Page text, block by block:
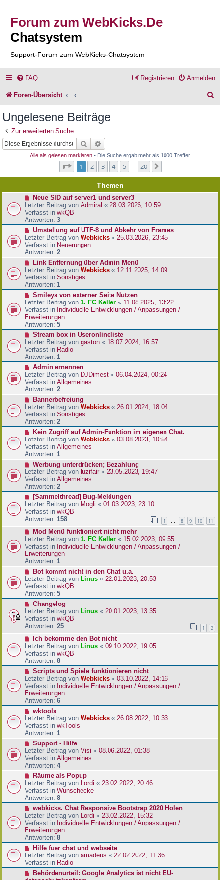
Forum zum WebKicks.De
Chatsystem
Support-Forum zum WebKicks-Chatsystem
FAQ Anmelden
Registrieren
Foren-Übersicht
Ungelesene Beiträge
Zur erweiterten Suche
Suche
Alle als gelesen markieren • Die Suche ergab mehr als 1000 Treffer
Seite von
1 2 3 4 5 20
Themen
N
e
u
e
r
B
e
i
t
a
g
Neue SID auf server1 und server3
Letzter Beitrag von Admiral « 28.03.2026, 10:59
Verfasst in wkQB
Antworten: 3
N
e
u
e
r
B
e
i
t
a
g
Umstellung auf UTF-8 und Abkehr von Frames
Letzter Beitrag von Webkicks « 25.03.2026, 23:45
Verfasst in Neuerungen
Antworten: 2
N
e
u
e
r
B
e
i
t
r
a
g
Link Entfernung über Admin Menü
Letzter Beitrag von Webkicks « 12.11.2025, 14:09
Verfasst in Sonstiges
Antworten: 1
N
e
u
e
r
B
e
i
t
r
a
g
Smileys von externer Seite Nutzen
Letzter Beitrag von 1. FC Keller « 11.08.2025, 13:22
Verfasst in Individuelle Entwicklungen / Anpassungen /
Erweiterungen
Antworten: 5
N
e
u
e
r
B
e
i
t
a
g
Stream box in Useronlineliste
Letzter Beitrag von gaston « 18.07.2024, 16:57
Verfasst in Radio
Antworten: 1
N
e
u
e
r
B
e
i
t
a
g
Admin ernennen
Letzter Beitrag von DJDimest « 06.04.2024, 00:24
Verfasst in Allgemeines
Antworten: 2
N
e
u
e
r
B
e
i
t
a
g
Bannerbefreiung
Letzter Beitrag von Webkicks « 26.01.2024, 18:04
Verfasst in Sonstiges
Antworten: 2
N
e
u
e
r
B
e
i
t
a
g
Kein Zugriff auf Admin-Funktion im eigenen Chat.
Letzter Beitrag von Webkicks « 03.08.2023, 10:54
Verfasst in Allgemeines
Antworten: 1
N
e
u
e
r
B
e
i
t
a
g
Werbung unterdrücken; Bezahlung
Letzter Beitrag von luzifair « 23.05.2023, 19:47
Verfasst in Allgemeines
Antworten: 2
N
e
u
e
r
B
e
i
t
r
a
g
[Sammelthread] Bug-Meldungen
Letzter Beitrag von Mogli « 01.03.2023, 23:10
Verfasst in wkQB
Antworten: 158 1 … 8 9 10 11
N
e
u
e
r
B
e
i
t
r
a
g
Mod Menü funktioniert nicht mehr
Letzter Beitrag von 1. FC Keller « 15.02.2023, 09:55
Verfasst in Individuelle Entwicklungen / Anpassungen /
Erweiterungen
Antworten: 1
N
e
u
e
r
B
e
i
t
a
g
Bot kommt nicht in den Chat u.a.
Letzter Beitrag von Linus « 22.01.2023, 20:53
Verfasst in wkQB
Antworten: 5
N
e
u
e
r
B
e
i
t
a
g
Changelog
Letzter Beitrag von Linus « 20.01.2023, 13:35
Verfasst in wkQB
Antworten: 25 1 2
N
e
u
e
r
B
e
i
t
r
a
g
Ich bekomme den Bot nicht
Letzter Beitrag von Linus « 09.10.2022, 19:05
Verfasst in wkQB
Antworten: 8
N
e
u
e
r
B
e
i
t
r
a
g
Scripts und Spiele funktionieren nicht
Letzter Beitrag von Webkicks « 03.10.2022, 14:16
Verfasst in Individuelle Entwicklungen / Anpassungen /
Erweiterungen
Antworten: 6
N
e
u
e
r
B
e
i
t
a
g
wktools
Letzter Beitrag von Webkicks « 26.08.2022, 10:33
Verfasst in wkTools
Antworten: 1
N
e
u
e
r
B
e
i
t
a
g
Support - Hilfe
Letzter Beitrag von Visi « 08.06.2022, 01:38
Verfasst in Allgemeines
Antworten: 4
N
e
u
e
r
B
e
i
t
r
a
g
Räume als Popup
Letzter Beitrag von Lordi « 23.02.2022, 20:46
Verfasst in Wunschecke
Antworten: 8
N
e
u
e
r
B
e
i
t
webkicks. Chat Responsive Bootstrap 2020 Holen
Letzter Beitrag von Lordi « 23.02.2022, 15:32
Verfasst in Individuelle Entwicklungen / Anpassungen /
Erweiterungen
Antworten: 8
N
e
u
e
Hilfe fuer chat und webseite
Letzter Beitrag von amadeus « 22.02.2022, 11:36
Verfasst in Radio
NBehördenurteil: Google Analytics ist nicht EU-